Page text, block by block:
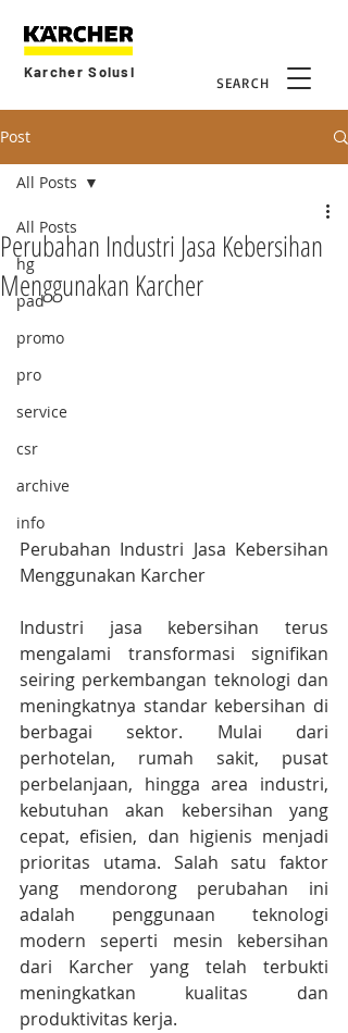
SEARCH
Karcher Solusi
Post
All Posts
hg
pad
promo
pro
service
csr
archive
info
All Posts
Perubahan Industri Jasa Kebersihan
Menggunakan Karcher
Perubahan Industri Jasa Kebersihan
Menggunakan Karcher
Industri jasa kebersihan terus
mengalami transformasi signifikan
seiring perkembangan teknologi dan
meningkatnya standar kebersihan di
berbagai sektor. Mulai dari
perhotelan, rumah sakit, pusat
perbelanjaan, hingga area industri,
kebutuhan akan kebersihan yang
cepat, efisien, dan higienis menjadi
prioritas utama. Salah satu faktor
yang mendorong perubahan ini
adalah penggunaan teknologi
modern seperti mesin kebersihan
dari Karcher yang telah terbukti
meningkatkan kualitas dan
produktivitas kerja.